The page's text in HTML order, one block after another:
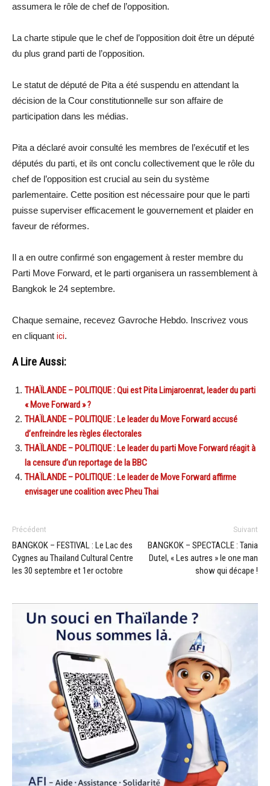
assumera le rôle de chef de l’opposition.
La charte stipule que le chef de l’opposition doit être un député
du plus grand parti de l’opposition.
Le statut de député de Pita a été suspendu en attendant la
décision de la Cour constitutionnelle sur son affaire de
participation dans les médias.
Pita a déclaré avoir consulté les membres de l’exécutif et les
députés du parti, et ils ont conclu collectivement que le rôle du
chef de l’opposition est crucial au sein du système
parlementaire. Cette position est nécessaire pour que le parti
puisse superviser efficacement le gouvernement et plaider en
faveur de réformes.
Il a en outre confirmé son engagement à rester membre du
Parti Move Forward, et le parti organisera un rassemblement à
Bangkok le 24 septembre.
Chaque semaine, recevez Gavroche Hebdo. Inscrivez vous
en cliquant ici.
A Lire Aussi:
THAÏLANDE – POLITIQUE : Qui est Pita Limjaroenrat, leader du parti
« Move Forward » ?
THAÏLANDE – POLITIQUE : Le leader du Move Forward accusé
d’enfreindre les règles électorales
THAÏLANDE – POLITIQUE : Le leader du parti Move Forward réagit à
la censure d’un reportage de la BBC
THAÏLANDE – POLITIQUE : Le leader de Move Forward affirme
envisager une coalition avec Pheu Thai
Précédent
BANGKOK – FESTIVAL : Le Lac des
Cygnes au Thailand Cultural Centre
les 30 septembre et 1er octobre
Suivant
BANGKOK – SPECTACLE : Tania
Dutel, « Les autres » le one man
show qui décape !